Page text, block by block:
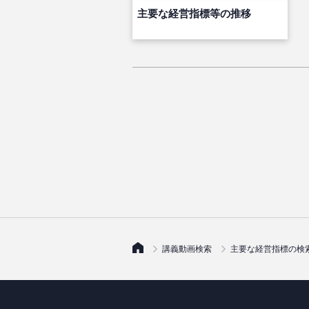
主要な経営指標等の推移
講義動画検索 主要な経営指標の検